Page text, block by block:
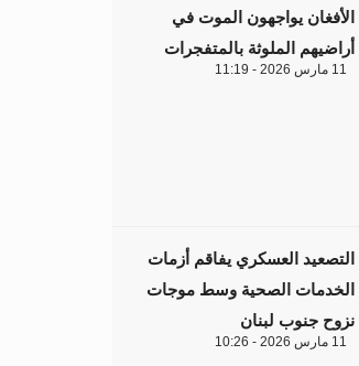
الأفغان يواجهون الموت في
أراضيهم الملوثة بالمتفجرات
11 مارس 2026 - 11:19
التصعيد العسكري يفاقم أزمات
الخدمات الصحية وسط موجات
نزوح جنوب لبنان
11 مارس 2026 - 10:26